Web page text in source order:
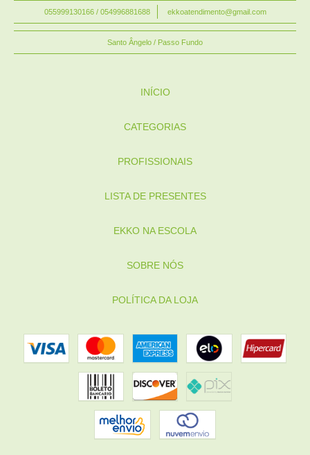
055999130166 / 054996881688 ekkoatendimento@gmail.com
Santo Ângelo / Passo Fundo
INÍCIO
CATEGORIAS
PROFISSIONAIS
LISTA DE PRESENTES
EKKO NA ESCOLA
SOBRE NÓS
POLÍTICA DA LOJA